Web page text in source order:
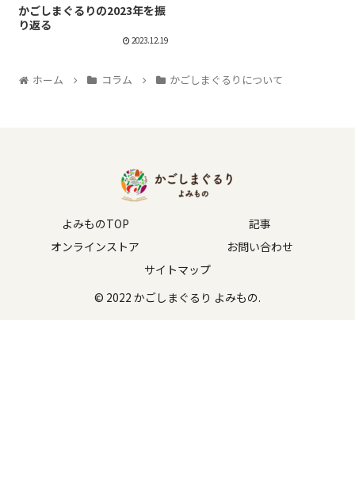
かごしまぐるりについて
かごしまぐるりの2023年を振
り返る
2023.12.19
ホーム コラム かごしまぐるりについて
よみものTOP
記事
オンラインストア
お問い合わせ
サイトマップ
© 2022 かごしまぐるり よみもの.